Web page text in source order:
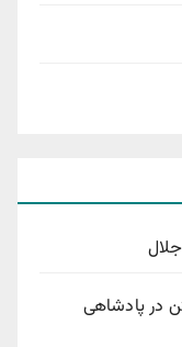
در پادشاهی